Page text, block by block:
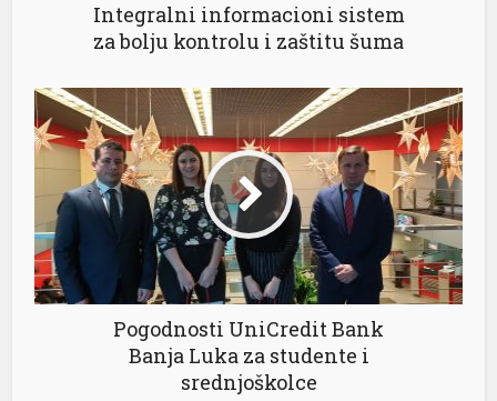
Integralni informacioni sistem
za bolju kontrolu i zaštitu šuma
Pogodnosti UniCredit Bank
Banja Luka za studente i
srednjoškolce